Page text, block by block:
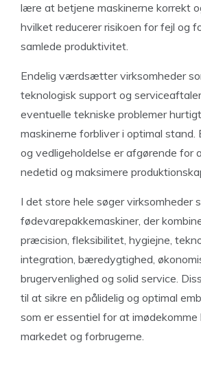
lære at betjene maskinerne korrekt
hvilket reducerer risikoen for fejl og
samlede produktivitet.
Endelig værdsætter virksomheder
teknologisk support og
eventuelle tekniske problemer
maskinerne forbliver i optimal
og vedligeholdelse er afgørende for
nedetid og maksimere
I det store hele søger virksomheder
fødevarepakkemaskiner, der
præcision, fleksibilitet, hygiejne,
integration, bæredygtighed,
brugervenlighed og solid service.
til at sikre en pålidelig og optimal
som er essentiel for at
markedet og forbrugerne.